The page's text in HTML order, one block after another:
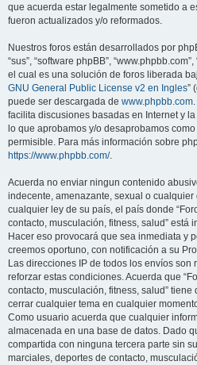
que acuerda estar legalmente sometido a
fueron actualizados y/o reformados.
Nuestros foros están desarrollados por
“sus”, “software phpBB”,
el cual es una solución de foros liberada
GNU General Public License v2 en Ingles”
puede ser descargada de www.phpbb.com
facilita discusiones basadas en Internet y
lo que aprobamos y/o desaprobamos
permisible. Para más información sobre
https://www.phpbb.com/.
Acuerda no enviar ningun contenido
indecente, amenazante, sexual o
cualquier ley de su país, el país donde
contacto, musculación, fitness, salud” está
Hacer eso provocará que sea inmediata y
creemos oportuno, con notificación a su
Las direcciones IP de todos los envíos son
reforzar estas condiciones. Acuerda que
contacto, musculación, fitness, salud”
cerrar cualquier tema en cualquier
Como usuario acuerda que cualquier
almacenada en una base de datos. Dado
compartida con ninguna tercera parte sin
marciales, deportes de contacto,